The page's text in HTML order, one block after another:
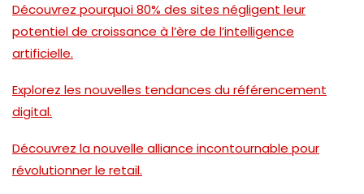
Découvrez pourquoi 80% des sites négligent leur
potentiel de croissance à l’ère de l’intelligence
artificielle.
Explorez les nouvelles tendances du référencement
digital.
Découvrez la nouvelle alliance incontournable pour
révolutionner le retail.